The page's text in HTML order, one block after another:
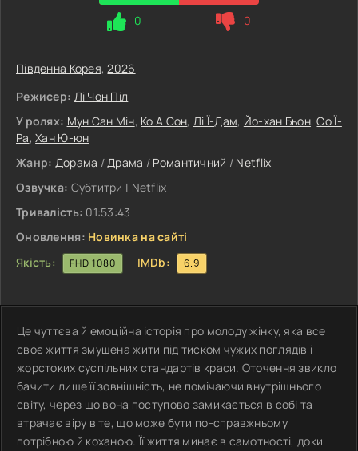
0 0
Південна Корея,2026
Режисер: Лі Чон Піл
У ролях: Мун Сан Мін, Ко А Сон, Лі Ї-Дам, Йо-хан Бьон,Со Ї-
Ра,Хан Ю-юн
Жанр: Дорама /Драма / Романтичний / Netflix
Озвучка: Субтитри | Netflix
Тривалість: 01:53:43
Оновлення: Новинка на сайті
Якість:
FHD 1080 IMDb: 6.9
Це чуттєва й емоційна історія про молоду жінку, яка все
своє життя змушена жити під тиском чужих поглядів і
жорстоких суспільних стандартів краси. Оточення звикло
бачити лише її зовнішність, не помічаючи внутрішнього
світу, через що вона поступово замикається в собі та
втрачає віру в те, що може бути по-справжньому
потрібною й коханою. Її життя минає в самотності, доки